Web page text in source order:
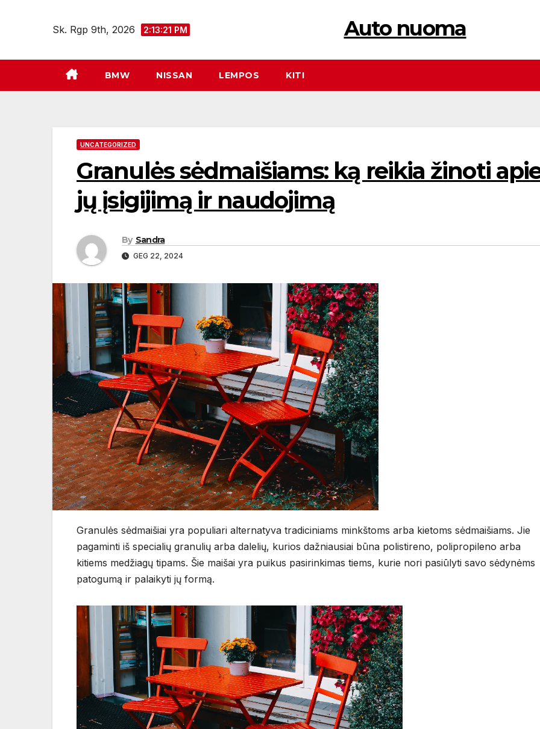
Sk. Rgp 9th, 2026 2:13:22 PM Auto nuoma
BMW NISSAN LEMPOS KITI
UNCATEGORIZED
Granulės sėdmaišiams: ką reikia žinoti
jų įsigijimą ir naudojimą
By Sandra
GEG 22, 2024
Granulės sėdmaišiai yra populiari alternatyva tradiciniams minkštoms arba kietoms sėdmaišiams. Jie
pagaminti iš specialių granulių arba dalelių, kurios dažniausiai būna polistireno, polipropileno arba
kitiems medžiagų tipams. Šie maišai yra puikus pasirinkimas tiems, kurie nori pasiūlyti savo sėdynėms
patogumą ir palaikyti jų formą.